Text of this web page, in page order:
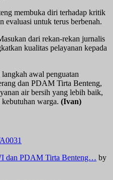
membuka diri terhadap kritik
evaluasi untuk terus berbenah.
dari rekan-rekan jurnalis
kualitas pelayanan kepada
awal penguatan
dan PDAM Tirta Benteng,
air bersih yang lebih baik,
kebutuhan warga. (Ivan)
dan PDAM Tirta Benteng… by